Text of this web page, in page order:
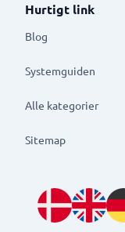
Hurtigt link
Blog
Systemguiden
Alle kategorier
Sitemap